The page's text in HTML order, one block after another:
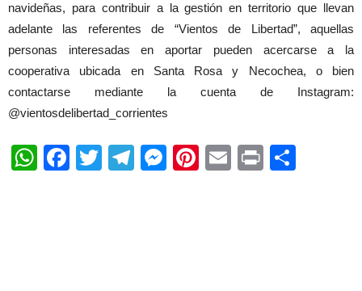
navideñas, para contribuir a la gestión en territorio que llevan
adelante las referentes de “Vientos de Libertad”, aquellas
personas interesadas en aportar pueden acercarse a la
cooperativa ubicada en Santa Rosa y Necochea, o bien
contactarse mediante la cuenta de Instagram:
@vientosdelibertad_corrientes
WhatsApp
Facebook
TwitterTelegram
Messenger
Pinterest
EmailPrint